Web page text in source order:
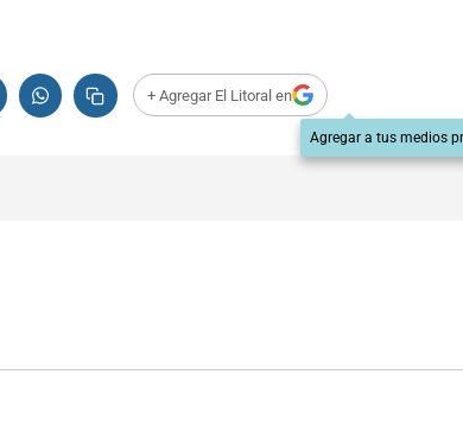
+ Agregar El Litoral en
Agregar a tus medios